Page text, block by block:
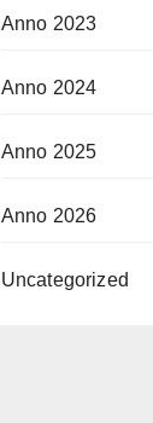
Anno 2023
Anno 2024
Anno 2025
Anno 2026
Uncategorized